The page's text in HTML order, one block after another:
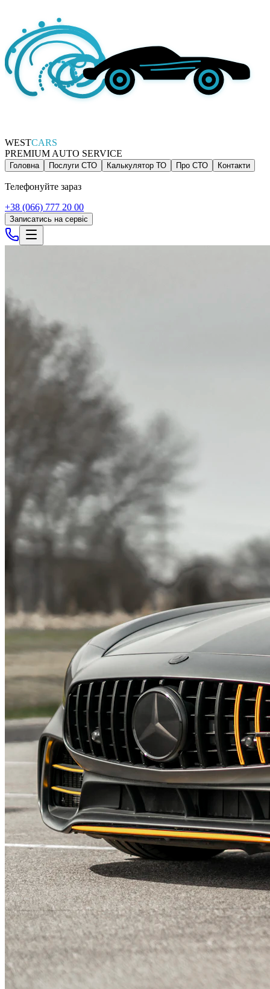
WESTCARS
PREMIUM AUTO SERVICE
Головна Послуги СТО Калькулятор ТО Про СТО Контакти
Телефонуйте зараз
+38 (066) 777 20 00
Записатись на сервіс